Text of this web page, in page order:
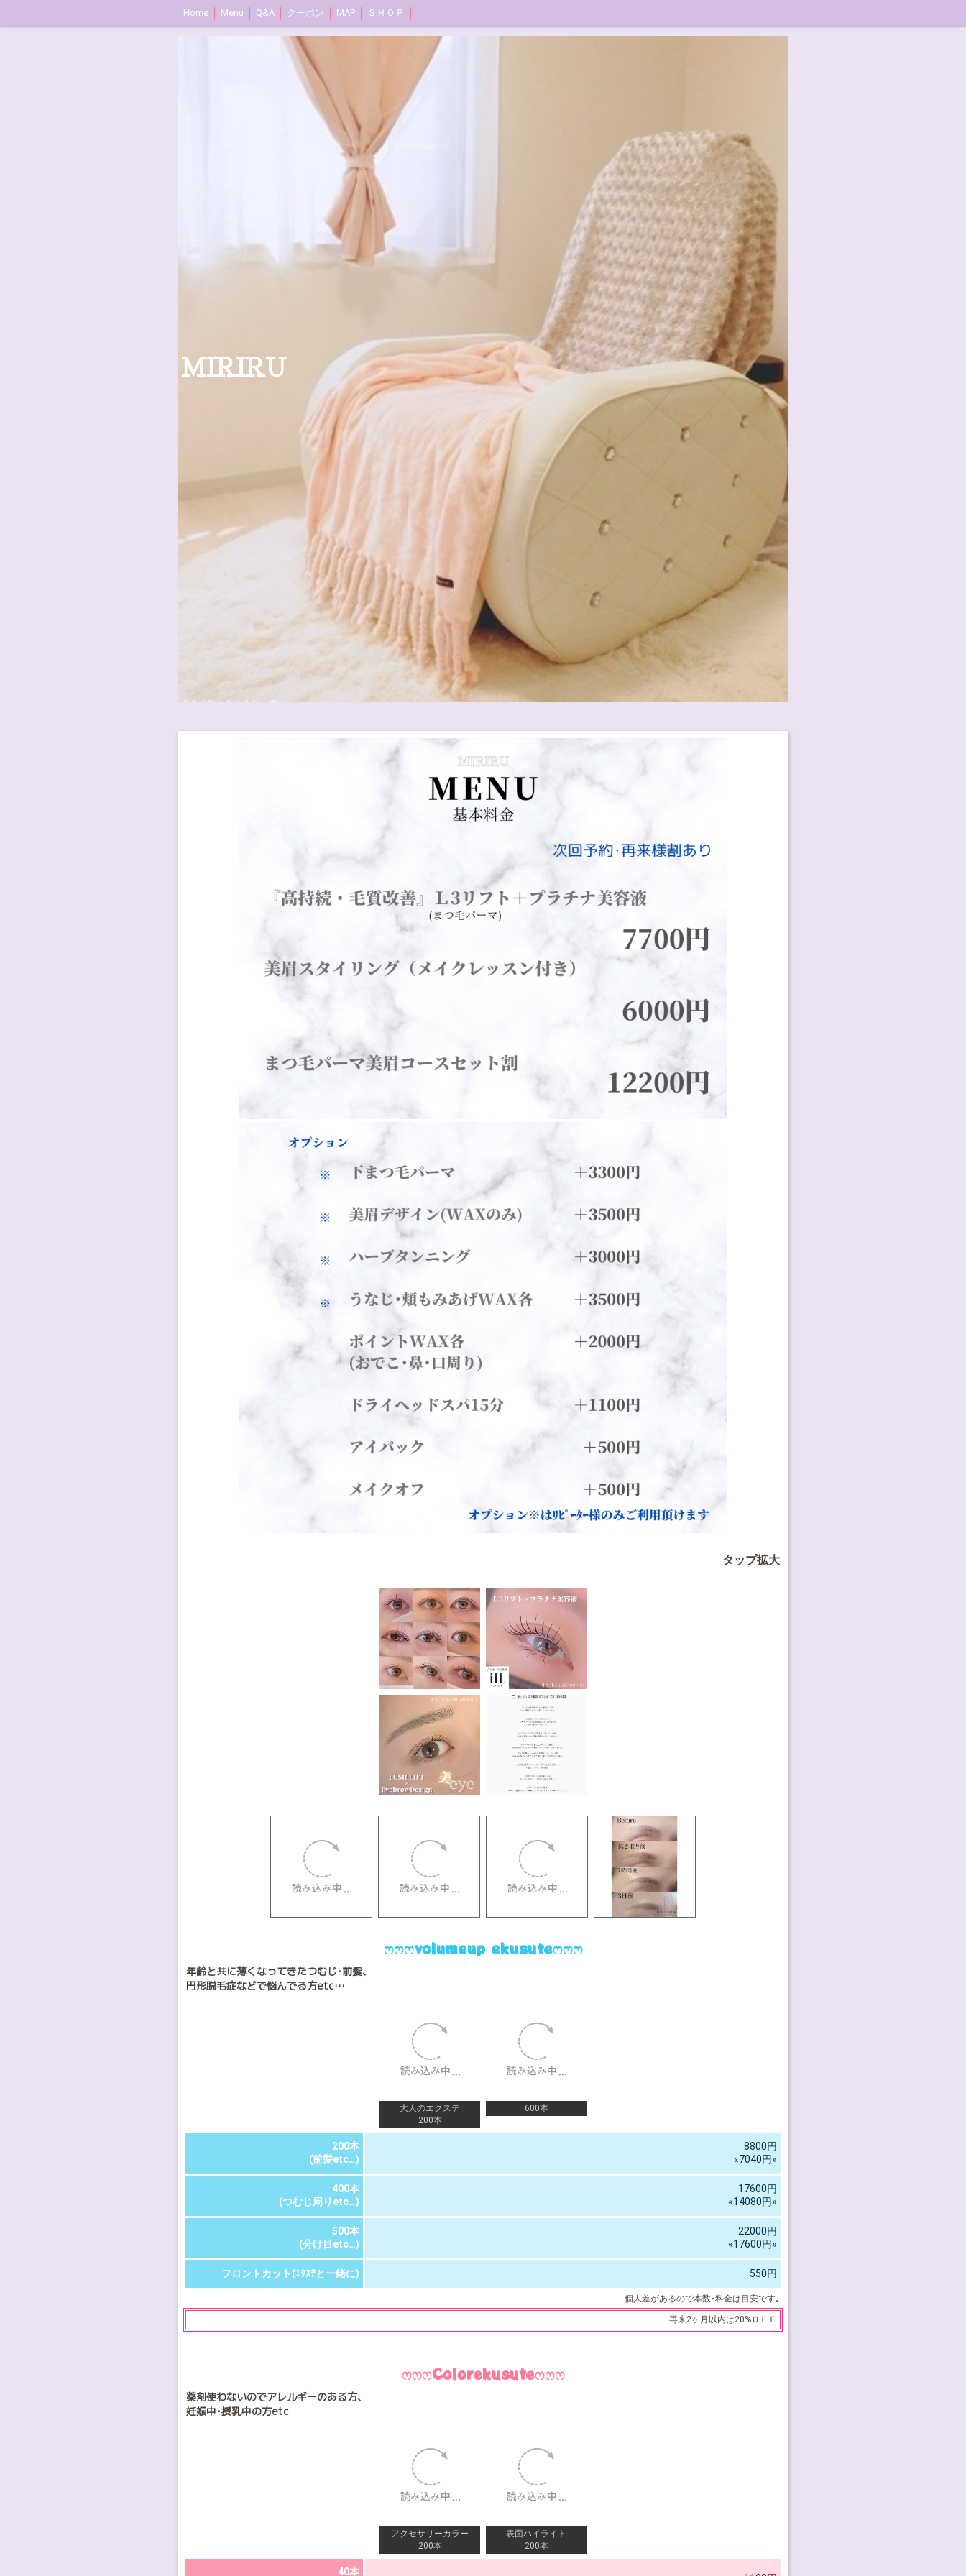
Home Menu Q&A クーポン MAP ＳＨＯＰ
MIRIRU
タップ拡大
ෆෆෆvolumeup ekusuteෆෆෆ
年齢と共に薄くなってきたつむじ･前髪、
円形脱毛症などで悩んでる方etc…
大人のエクステ
200本
600本
200本
(前髪etc…)
8800円
«7040円»
400本
(つむじ周りetc…)
17600円
«14080円»
500本
(分け目etc…)
22000円
«17600円»
フロントカット(ｴｸｽﾃと一緒に) 550円
個人差があるので本数･料金は目安です｡
再来2ヶ月以内は20%ＯＦＦ
ෆෆෆColorekusuteෆෆෆ
薬剤使わないのでアレルギーのある方、
妊娠中･授乳中の方etc
アクセサリーカラー
200本
表面ハイライト
200本
40本